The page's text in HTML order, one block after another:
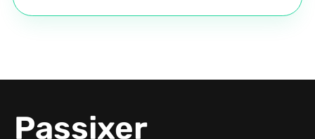
Passixer